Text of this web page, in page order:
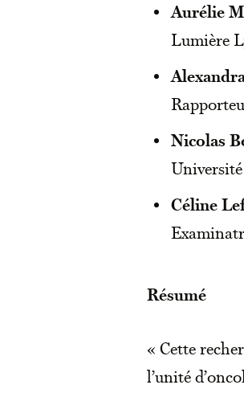
Aurélie
Lumière
Nicolas
Céline
Résumé
« Cette
l’unité